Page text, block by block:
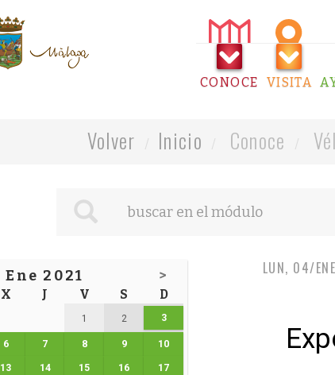
CONOCE VISITA
Volver Inicio Conoce
Ene 2021 >
X J V S D
1 2 3
6 7 8 9 10
13 14 15 16 17
LUN, 04/